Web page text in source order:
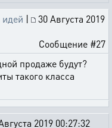
|
30 Августа 2019
Сообщение #27
продаже будут?
такого класса
2019 00:27:32